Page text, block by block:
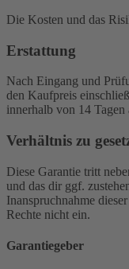
Die Kosten und das
Erstattung
Nach Eingang und
den Kaufpreis
innerhalb von 14
Verhältnis zu
Diese Garantie tritt
und das dir ggf.
Inanspruchnahme
Rechte nicht ein.
Garantiegeber